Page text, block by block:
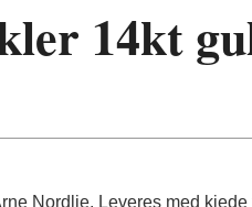
14kt
Nordlie. Leveres med kjede